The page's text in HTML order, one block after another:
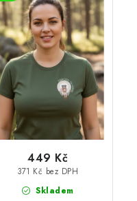
Skladem
371 Kč bez DPH
449 Kč